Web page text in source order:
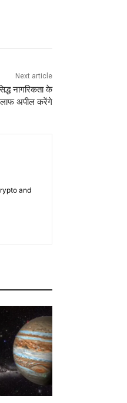
Next article
नागरिकता के
अपील करेंगे
and